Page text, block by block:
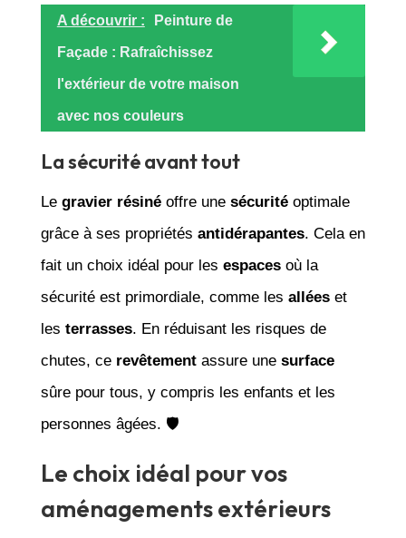
A découvrir : Peinture de
Façade : Rafraîchissez
l'extérieur de votre maison
avec nos couleurs
La sécurité avant tout
Le gravier résinéoffre une sécuritéoptimale
grâce à ses propriétés antidérapantes. Cela en
fait un choix idéal pour les espacesoù la
sécurité est primordiale, comme les alléeset
les terrasses. En réduisant les risques de
chutes, ce revêtementassure une surface
sûre pour tous, y compris les enfants et les
personnes âgées. 🛡️
Le choix idéal pour vos
aménagements extérieurs